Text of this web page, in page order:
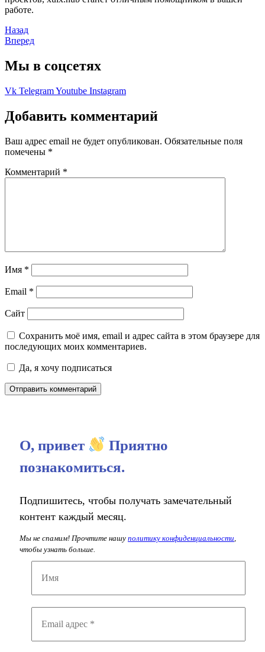
работе.
Назад
Вперед
Мы в соцсетях
Vk TelegramYoutube Instagram
Добавить комментарий
Ваш адрес email не будет опубликован. Обязательные поля
помечены *
Комментарий *
Имя *
Email *
Сайт
Сохранить моё имя, email и адрес сайта в этом браузере для
последующих моих комментариев.
Да, я хочу подписаться
О, привет
Приятно
познакомиться.
Подпишитесь, чтобы получать замечательный
контент каждый месяц.
Мы не спамим! Прочтите нашу политику конфиденциальности
чтобы узнать больше.